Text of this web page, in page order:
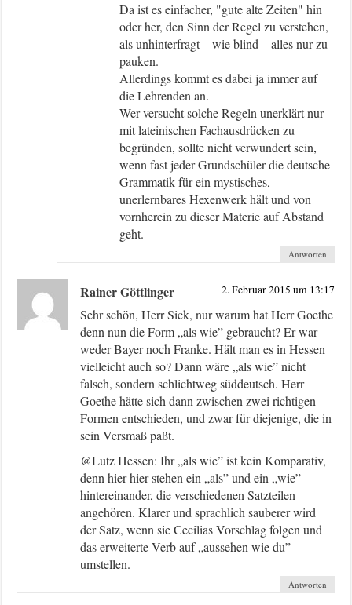
Da ist es einfacher, "gute alte Zeiten" hin
oder her, den Sinn der Regel zu verstehen,
als unhinterfragt – wie blind – alles nur zu
pauken.
Allerdings kommt es dabei ja immer auf
die Lehrenden an.
Wer versucht solche Regeln unerklärt nur
mit lateinischen Fachausdrücken zu
begründen, sollte nicht verwundert sein,
wenn fast jeder Grundschüler die deutsche
Grammatik für ein mystisches,
unerlernbares Hexenwerk hält und von
vornherein zu dieser Materie auf Abstand
geht.
Antworten
Rainer Göttlinger 2. Februar 2015 um 13:17
Sehr schön, Herr Sick, nur warum hat Herr Goethe
denn nun die Form „als wie” gebraucht? Er war
weder Bayer noch Franke. Hält man es in Hessen
vielleicht auch so? Dann wäre „als wie” nicht
falsch, sondern schlichtweg süddeutsch. Herr
Goethe hätte sich dann zwischen zwei richtigen
Formen entschieden, und zwar für diejenige, die in
sein Versmaß paßt.
@Lutz Hessen: Ihr „als wie” ist kein Komparativ,
denn hier hier stehen ein „als” und ein „wie”
hintereinander, die verschiedenen Satzteilen
angehören. Klarer und sprachlich sauberer wird
der Satz, wenn sie Cecilias Vorschlag folgen und
das erweiterte Verb auf „aussehen wie du”
umstellen.
Antworten